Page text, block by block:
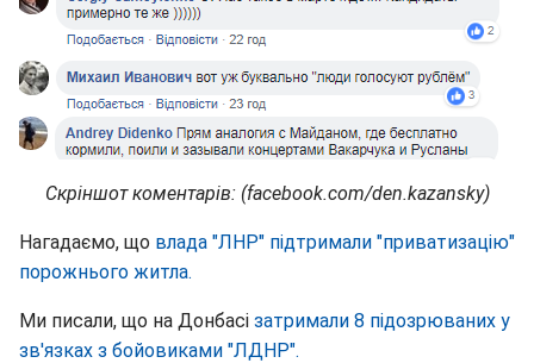
Скріншот коментарів: (facebook.com/den.kazansky)
Нагадаємо, що влада "ЛНР" підтримали "приватизацію"
порожнього житла.
Ми писали, що на Донбасі затримали 8 підозрюваних у
зв'язках з бойовиками "ЛДНР".